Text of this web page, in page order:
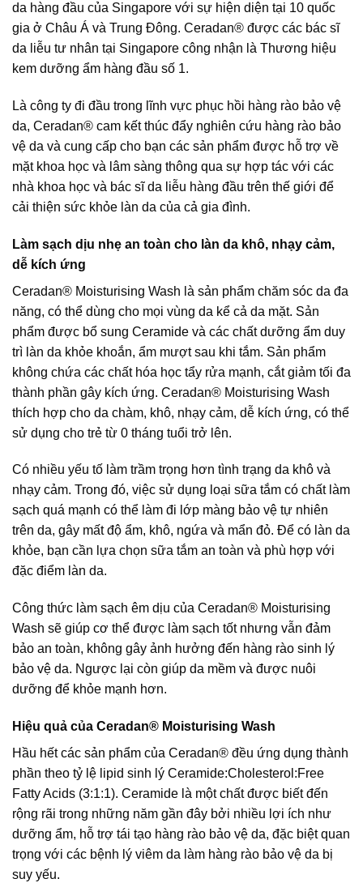
da hàng đầu của Singapore với sự hiện diện tại 10 quốc
gia ở Châu Á và Trung Đông. Ceradan® được các bác sĩ
da liễu tư nhân tại Singapore công nhận là Thương hiệu
kem dưỡng ẩm hàng đầu số 1.
Là công ty đi đầu trong lĩnh vực phục hồi hàng rào bảo vệ
da, Ceradan® cam kết thúc đẩy nghiên cứu hàng rào bảo
vệ da và cung cấp cho bạn các sản phẩm được hỗ trợ về
mặt khoa học và lâm sàng thông qua sự hợp tác với các
nhà khoa học và bác sĩ da liễu hàng đầu trên thế giới để
cải thiện sức khỏe làn da của cả gia đình.
Làm sạch dịu nhẹ an toàn cho làn da khô, nhạy cảm,
dễ kích ứng
Ceradan® Moisturising Wash là sản phẩm chăm sóc da đa
năng, có thể dùng cho mọi vùng da kể cả da mặt. Sản
phẩm được bổ sung Ceramide và các chất dưỡng ẩm duy
trì làn da khỏe khoắn, ẩm mượt sau khi tắm. Sản phẩm
không chứa các chất hóa học tẩy rửa mạnh, cắt giảm tối đa
thành phần gây kích ứng. Ceradan® Moisturising Wash
thích hợp cho da chàm, khô, nhạy cảm, dễ kích ứng, có thể
sử dụng cho trẻ từ 0 tháng tuổi trở lên.
Có nhiều yếu tố làm trầm trọng hơn tình trạng da khô và
nhạy cảm. Trong đó, việc sử dụng loại sữa tắm có chất làm
sạch quá mạnh có thể làm đi lớp màng bảo vệ tự nhiên
trên da, gây mất độ ẩm, khô, ngứa và mẩn đỏ. Để có làn da
khỏe, bạn cần lựa chọn sữa tắm an toàn và phù hợp với
đặc điểm làn da.
Công thức làm sạch êm dịu của Ceradan® Moisturising
Wash sẽ giúp cơ thể được làm sạch tốt nhưng vẫn đảm
bảo an toàn, không gây ảnh hưởng đến hàng rào sinh lý
bảo vệ da. Ngược lại còn giúp da mềm và được nuôi
dưỡng để khỏe mạnh hơn.
Hiệu quả của Ceradan® Moisturising Wash
Hầu hết các sản phẩm của Ceradan® đều ứng dụng thành
phần theo tỷ lệ lipid sinh lý Ceramide:Cholesterol:Free
Fatty Acids (3:1:1). Ceramide là một chất được biết đến
rộng rãi trong những năm gần đây bởi nhiều lợi ích như
dưỡng ẩm, hỗ trợ tái tạo hàng rào bảo vệ da, đặc biệt quan
trọng với các bệnh lý viêm da làm hàng rào bảo vệ da bị
suy yếu.